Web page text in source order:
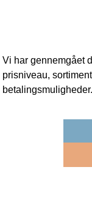
Vi har gennemgået
prisniveau,
betalingsmuligheder.